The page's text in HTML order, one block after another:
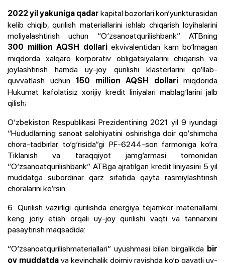
2022 yil yakuniga qadar kapital bozorlari kon’yunkturasidan
kelib chiqib, qurilish materiallarini ishlab chiqarish loyihalarini
moliyalashtirish uchun “O‘zsanoatqurilishbank” ATBning
300 million AQSH dollariekvivalentidan kam bo‘lmagan
miqdorda xalqaro korporativ obligatsiyalarini chiqarish va
joylashtirish hamda uy-joy qurilishi klasterlarini qo‘llab-
quvvatlash uchun 150 million AQSH dollari miqdorida
Hukumat kafolatisiz xorijiy kredit liniyalari mablag‘larini jalb
qilish;
O‘zbekiston Respublikasi Prezidentining 2021 yil 9 iyundagi
“Hududlarning sanoat salohiyatini oshirishga doir qo‘shimcha
chora-tadbirlar to‘g‘risida”gi PF-6244-son farmoniga ko‘ra
Tiklanish va taraqqiyot jamg‘armasi tomonidan
“O‘zsanoatqurilishbank” ATBga ajratilgan kredit liniyasini 5 yil
muddatga subordinar qarz sifatida qayta rasmiylashtirish
choralarini ko‘rsin.
6. Qurilish vazirligi qurilishda energiya tejamkor materiallarni
keng joriy etish orqali uy-joy qurilishi vaqti va tannarxini
pasaytirish maqsadida:
“O‘zsanoatqurilishmateriallari” uyushmasi bilan birgalikda bir
oy muddatdava keyinchalik doimiy ravishda ko‘p qavatli uy-